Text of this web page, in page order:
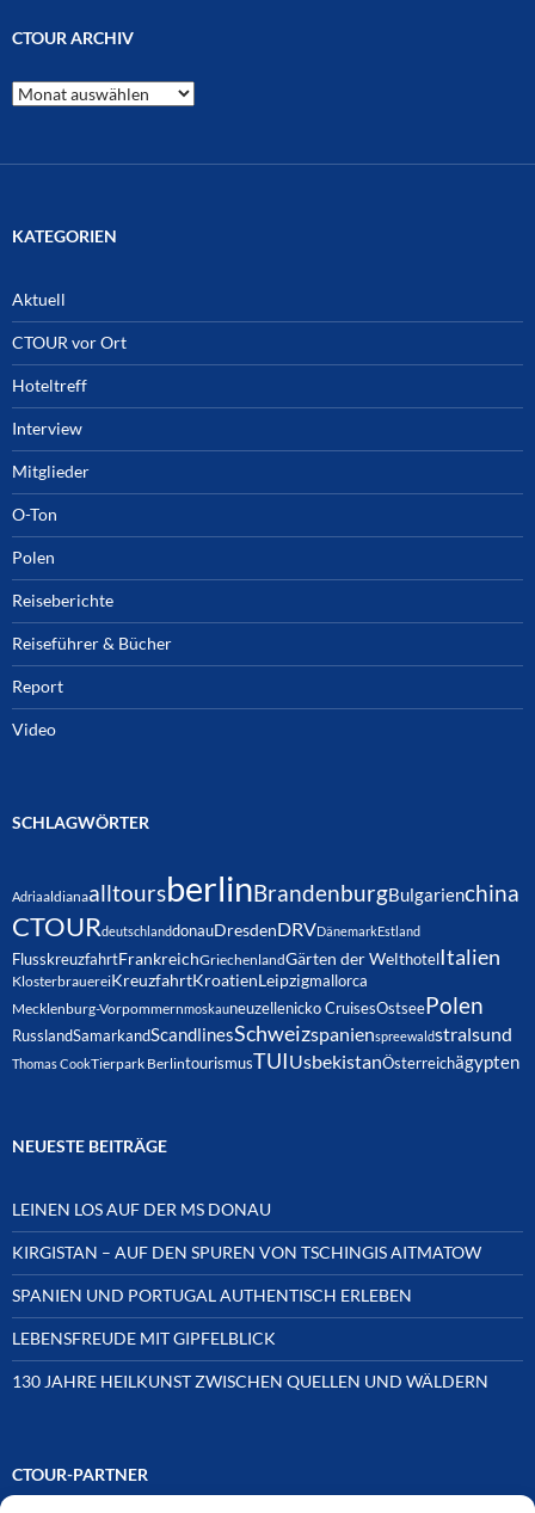
CTOUR ARCHIV
CTOUR
Archiv
KATEGORIEN
Aktuell
CTOUR vor Ort
Hoteltreff
Interview
Mitglieder
O-Ton
Polen
Reiseberichte
Reiseführer & Bücher
Report
Video
SCHLAGWÖRTER
AdriaaldianaalltoursberlinBrandenburgBulgarienchina
CTOURdeutschlanddonauDresdenDRVDänemarkEstland
FlusskreuzfahrtFrankreichGriechenlandGärten der Welthotel Italien
KlosterbrauereiKreuzfahrtKroatienLeipzigmallorca
Mecklenburg-Vorpommernmoskauneuzellenicko CruisesOstseePolen
RusslandSamarkandScandlinesSchweizspanienspreewaldstralsund
Thomas CookTierpark BerlintourismusTUIUsbekistanÖsterreichägypten
NEUESTE BEITRÄGE
LEINEN LOS AUF DER MS DONAU
KIRGISTAN – AUF DEN SPUREN VON TSCHINGIS AITMATOW
SPANIEN UND PORTUGAL AUTHENTISCH ERLEBEN
LEBENSFREUDE MIT GIPFELBLICK
130 JAHRE HEILKUNST ZWISCHEN QUELLEN UND WÄLDERN
CTOUR-PARTNER